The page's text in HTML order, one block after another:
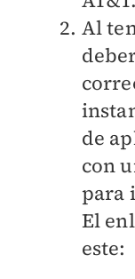
Al
de
con
para
El
este: